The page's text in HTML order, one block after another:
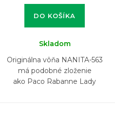
DO KOŠÍKA
Skladom
Originálna vôňa NANITA-563
má podobné zloženie
ako Paco Rabanne Lady